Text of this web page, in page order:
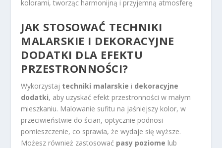
kolorami, tworząc harmonijną i przyjemną atmosferę.
JAK STOSOWAĆ TECHNIKI
MALARSKIE I DEKORACYJNE
DODATKI DLA EFEKTU
PRZESTRONNOŚCI?
Wykorzystaj techniki malarskie i dekoracyjne
dodatki, aby uzyskać efekt przestronności w małym
mieszkaniu. Malowanie sufitu na jaśniejszy kolor, w
przeciwieństwie do ścian, optycznie podnosi
pomieszczenie, co sprawia, że wydaje się wyższe.
Możesz również zastosować pasy poziome lub